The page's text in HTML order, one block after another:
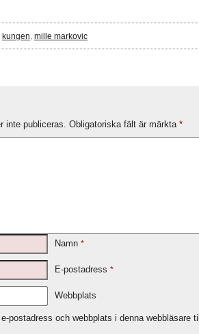
kungen mille markovic
inte publiceras. Obligatoriska fält är märkta *
Namn *
E-postadress *
Webbplats
postadress och webbplats i denna webbläsare